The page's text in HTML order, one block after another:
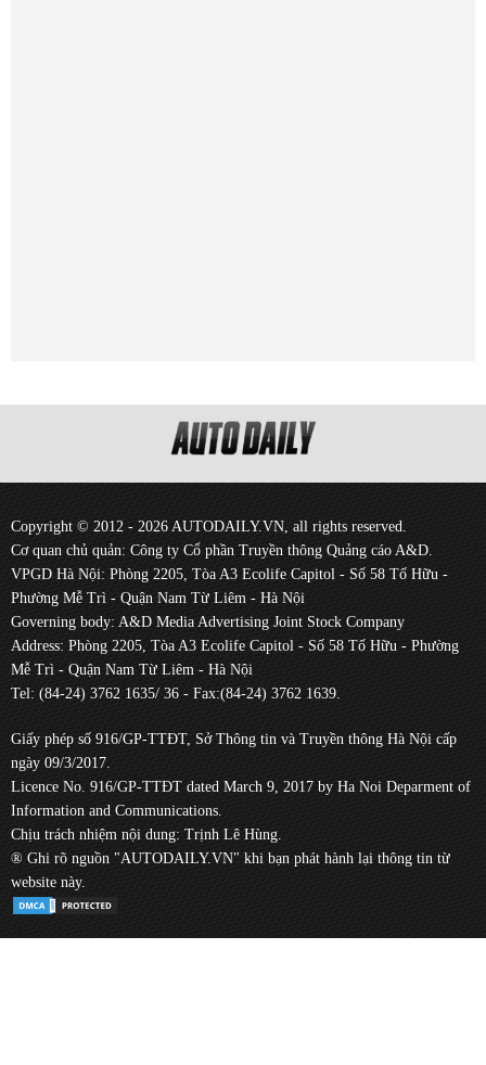
Copyright © 2012 - 2026 AUTODAILY.VN, all rights reserved.
Cơ quan chủ quản: Công ty Cổ phần Truyền thông Quảng cáo A&D.
VPGD Hà Nội: Phòng 2205, Tòa A3 Ecolife Capitol - Số 58 Tố Hữu -
Phường Mễ Trì - Quận Nam Từ Liêm - Hà Nội
Governing body: A&D Media Advertising Joint Stock Company
Address: Phòng 2205, Tòa A3 Ecolife Capitol - Số 58 Tố Hữu - Phường
Mễ Trì - Quận Nam Từ Liêm - Hà Nội
Tel: (84-24) 3762 1635/ 36 - Fax:(84-24) 3762 1639.
Giấy phép số 916/GP-TTĐT, Sở Thông tin và Truyền thông Hà Nội cấp
ngày 09/3/2017.
Licence No. 916/GP-TTĐT dated March 9, 2017 by Ha Noi Deparment of
Information and Communications.
Chịu trách nhiệm nội dung: Trịnh Lê Hùng.
® Ghi rõ nguồn "AUTODAILY.VN" khi bạn phát hành lại thông tin từ
website này.